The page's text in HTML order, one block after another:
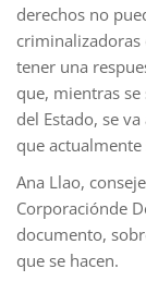
derechos no
criminalizadoras
tener una
que, mientras
del Estado, se
que
Ana Llao,
Corporaciónde
documento,
que se hacen.